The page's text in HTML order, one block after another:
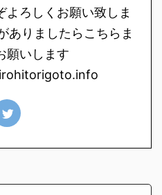
よろしくお願い致しま
ありましたらこちらま
願いします